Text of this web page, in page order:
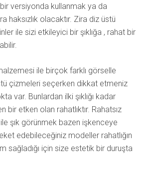
versiyonda kullanmak ya da
haksızlık olacaktır. Zira diz üstü
ile sizi etkileyici bir şıklığa , rahat bir
ile birçok farklı görselle
çizmeleri seçerken dikkat etmeniz
var. Bunlardan ilki şıklığı kadar
bir etken olan rahatlıktır. Rahatsız
şık görünmek bazen işkenceye
edebileceğiniz modeller rahatlığın
sağladığı için size estetik bir duruşta